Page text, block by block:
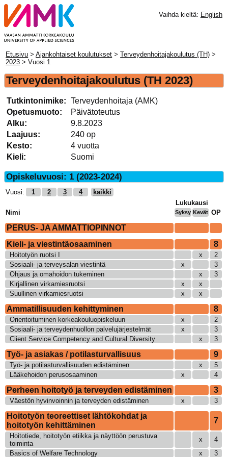
Vaihda kieltä: English
Etusivu >Ajankohtaiset koulutukset >Terveydenhoitajakoulutus (TH) >
2023 > Vuosi 1
Terveydenhoitajakoulutus (TH 2023)
Tutkintonimike: Terveydenhoitaja (AMK)
Opetusmuoto:
Päivätoteutus
Alku:
9.8.2023
Laajuus:
240 op
Kesto:
4 vuotta
Kieli:
Suomi
Opiskeluvuosi: 1 (2023-2024)
Vuosi: 1 2 3 4
kaikki
Lukukausi
Nimi
Syksy Kevät OP
PERUS- JA AMMATTIOPINNOT
Kieli- ja viestintäosaaminen
8
Hoitotyön ruotsi I x
2
Sosiaali- ja terveysalan viestintä
x
3
Ohjaus ja omahoidon tukeminen
x
3
Kirjallinen virkamiesruotsi
x
x
Suullinen virkamiesruotsi
x x
Ammatillisuuden kehittyminen 8
Orientoituminen korkeakouluopiskeluun x
2
Sosiaali- ja terveydenhuollon palvelujärjestelmät
x
3
Client Service Competency and Cultural Diversity
x 3
Työ- ja asiakas / potilasturvallisuus 9
Työ- ja potilasturvallisuuden edistäminen x
5
Lääkehoidon perusosaaminen
x 4
Perheen hoitotyö ja terveyden edistäminen 3
Väestön hyvinvoinnin ja terveyden edistäminen x 3
Hoitotyön teoreettiset lähtökohdat ja
hoitotyön kehittäminen
7
Hoitotiede, hoitotyön etiikka ja näyttöön perustuva
toiminta
x
4
Basics of Welfare Technology
x 3